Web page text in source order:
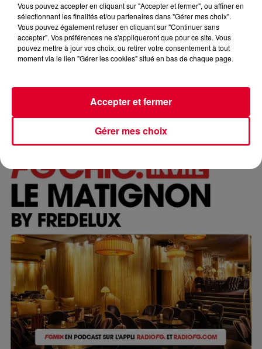
FG CHIC : LE BUDDHA BAR AVEC RAVIN
Réécoutez FG Chic invite le Buddha Bar Paris avec Ravin
Vous pouvez accepter en cliquant sur "Accepter et fermer", ou affiner en
sélectionnant les finalités et/ou partenaires dans "Gérer mes choix".
Vous pouvez également refuser en cliquant sur "Continuer sans
accepter". Vos préférences ne s'appliqueront que pour ce site. Vous
pouvez mettre à jour vos choix, ou retirer votre consentement à tout
moment via le lien "Gérer les cookies" situé en bas de chaque page.
Gérer mes choix
Accepter et fermer